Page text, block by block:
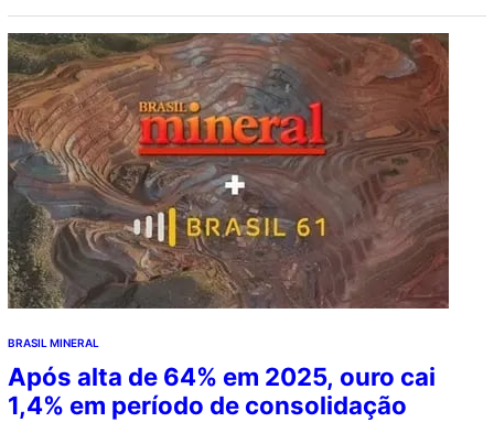
gerar tanto para o Brasil
BRASIL MINERAL
Após alta de 64% em 2025, ouro cai
1,4% em período de consolidação